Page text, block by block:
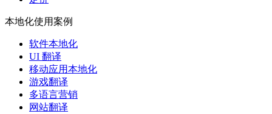
本地化使用案例
软件本地化
UI 翻译
移动应用本地化
游戏翻译
多语言营销
网站翻译